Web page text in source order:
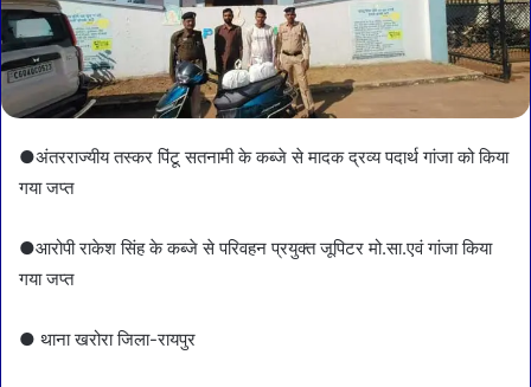
●अंतरराज्यीय तस्कर पिंटू सतनामी के कब्जे से मादक द्रव्य पदार्थ गांजा को किया
गया जप्त
●आरोपी राकेश सिंह के कब्जे से परिवहन प्रयुक्त जूपिटर मो.सा.एवं गांजा किया
गया जप्त
● थाना खरोरा जिला-रायपुर